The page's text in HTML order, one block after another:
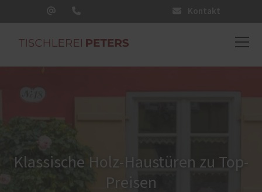
Kontakt
Klassische Holz-Haustüren zu Top-
Preisen